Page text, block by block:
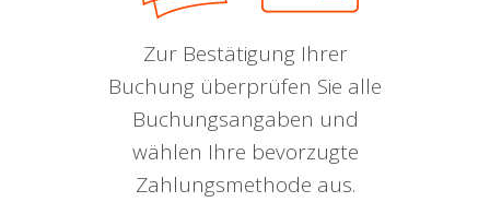
Zur Bestätigung Ihrer
Buchung überprüfen Sie alle
Buchungsangaben und
wählen Ihre bevorzugte
Zahlungsmethode aus.